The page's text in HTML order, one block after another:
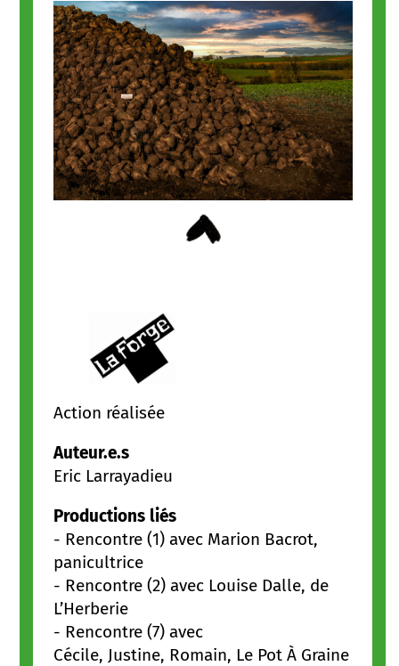
Action réalisée
Auteur.e.s
Eric Larrayadieu
Productions liés
- Rencontre (1) avec Marion Bacrot,
panicultrice
- Rencontre (2) avec Louise Dalle, de
L’Herberie
- Rencontre (7) avec
Cécile, Justine, Romain, Le Pot À Graine